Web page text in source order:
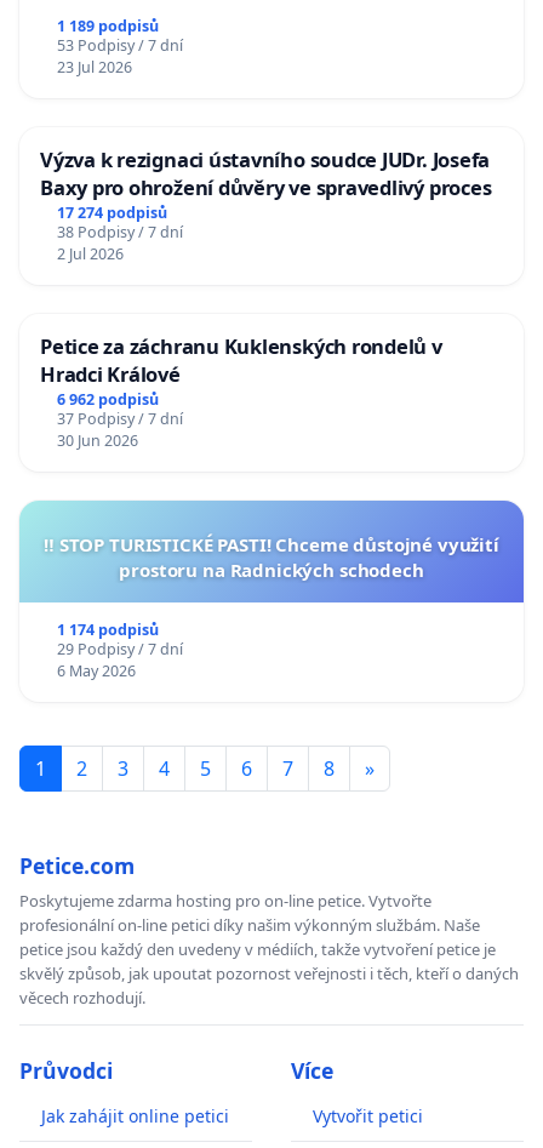
1 189 podpisů
53 Podpisy / 7 dní
23 Jul 2026
Výzva k rezignaci ústavního soudce JUDr. Josefa
Baxy pro ohrožení důvěry ve spravedlivý proces
17 274 podpisů
38 Podpisy / 7 dní
2 Jul 2026
Petice za záchranu Kuklenských rondelů v
Hradci Králové
6 962 podpisů
37 Podpisy / 7 dní
30 Jun 2026
‼️ STOP TURISTICKÉ PASTI! Chceme důstojné využití
prostoru na Radnických schodech
1 174 podpisů
29 Podpisy / 7 dní
6 May 2026
1 2 3 4 5 6 7 8 »
Petice.com
Poskytujeme zdarma hosting pro on-line petice. Vytvořte
profesionální on-line petici díky našim výkonným službám. Naše
petice jsou každý den uvedeny v médiích, takže vytvoření petice je
skvělý způsob, jak upoutat pozornost veřejnosti i těch, kteří o daných
věcech rozhodují.
Průvodci
Jak zahájit online petici
Více
Vytvořit petici